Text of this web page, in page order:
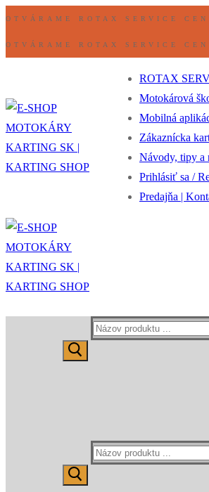
Preskočiť
Ponuka
Zavrieť
OTVÁRAME ROTAX SERVICE
OTVÁRAME ROTAX SERVICE
ROTAX
Motokárová
Mobilná
Zákaznícka
Návody, tipy a
Prihlásiť sa /
Predajňa |
Hľadať:
Hľadať: